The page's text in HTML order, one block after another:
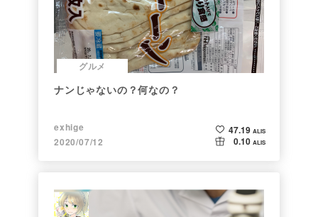
グルメ
ナンじゃないの？何なの？
exhige
2020/07/12
47.19 ALIS
0.10 ALIS